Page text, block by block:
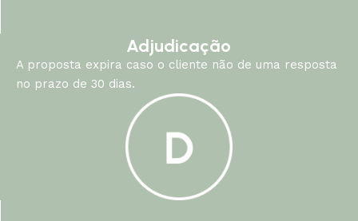
Adjudicação
A proposta expira caso o cliente não de uma resposta
no prazo de 30 dias.